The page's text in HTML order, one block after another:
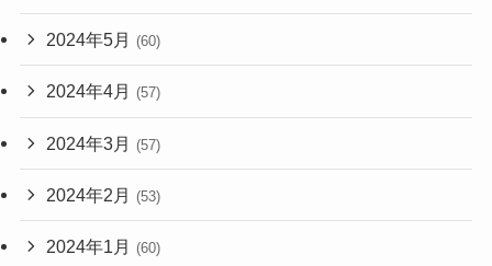
2024年5月 (60)
2024年4月 (57)
2024年3月 (57)
2024年2月 (53)
2024年1月 (60)